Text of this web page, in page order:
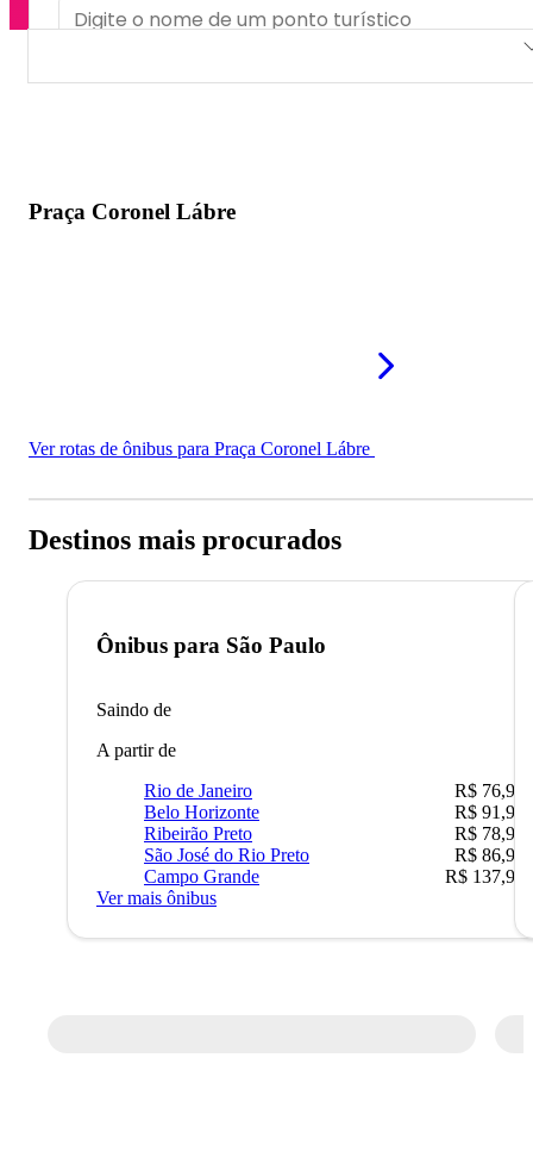
Praça Coronel Lábre
Ver rotas de ônibus para Praça Coronel Lábre
Destinos mais procurados
Ônibus para São Paulo
Saindo de
A partir de
Rio de Janeiro
R$ 76,90
Belo Horizonte
R$ 91,90
Ribeirão Preto
R$ 78,90
São José do Rio Preto
R$ 86,90
Campo Grande
R$ 137,90
Ver mais ônibus